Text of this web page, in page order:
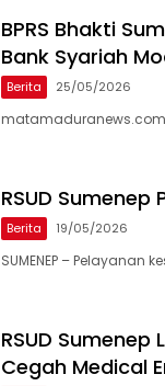
BPRS Bhakti
Bank Syariah
Berita 25/05/2026
matamaduranews.com-
RSUD
Berita 19/05/2026
SUMENEP – Pelayanan
RSUD
Cegah Medical